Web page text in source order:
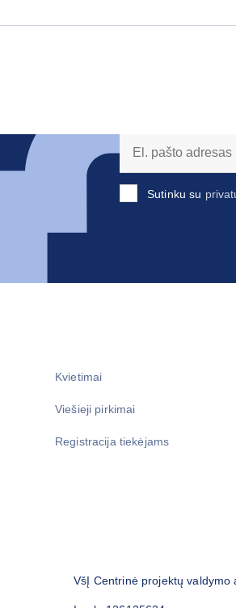
Sutinku su
Kvietimai
Viešieji pirkimai
Registracija tiekėjams
VšĮ Centrinė projektų valdymo